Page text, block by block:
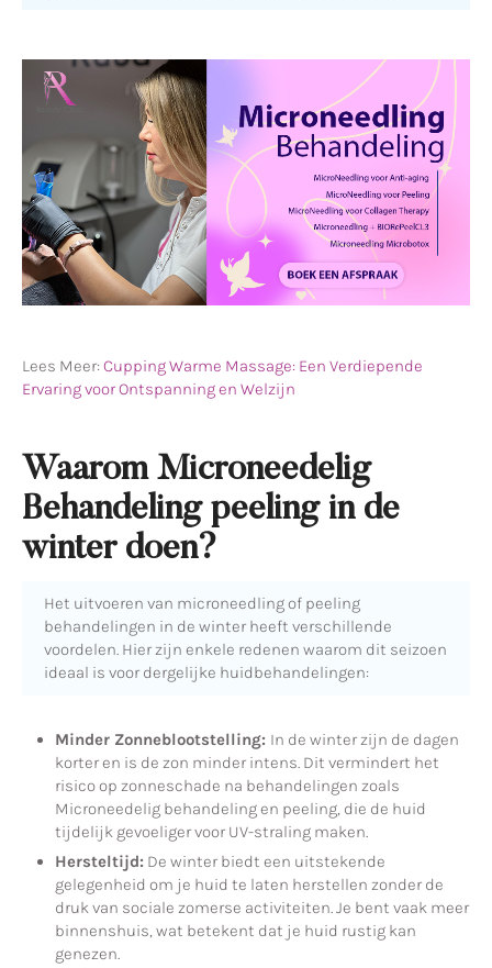
Lees Meer:Cupping Warme Massage: Een Verdiepende
Ervaring voor Ontspanning en Welzijn
Waarom Microneedelig
Behandeling peeling in de
winter doen?
Het uitvoeren van microneedling of peeling
behandelingen in de winter heeft verschillende
voordelen. Hier zijn enkele redenen waarom dit seizoen
ideaal is voor dergelijke huidbehandelingen:
Minder Zonneblootstelling: In de winter zijn de dagen
korter en is de zon minder intens. Dit vermindert het
risico op zonneschade na behandelingen zoals
Microneedelig behandeling en peeling, die de huid
tijdelijk gevoeliger voor UV-straling maken.
Hersteltijd: De winter biedt een uitstekende
gelegenheid om je huid te laten herstellen zonder de
druk van sociale zomerse activiteiten. Je bent vaak meer
binnenshuis, wat betekent dat je huid rustig kan
genezen.